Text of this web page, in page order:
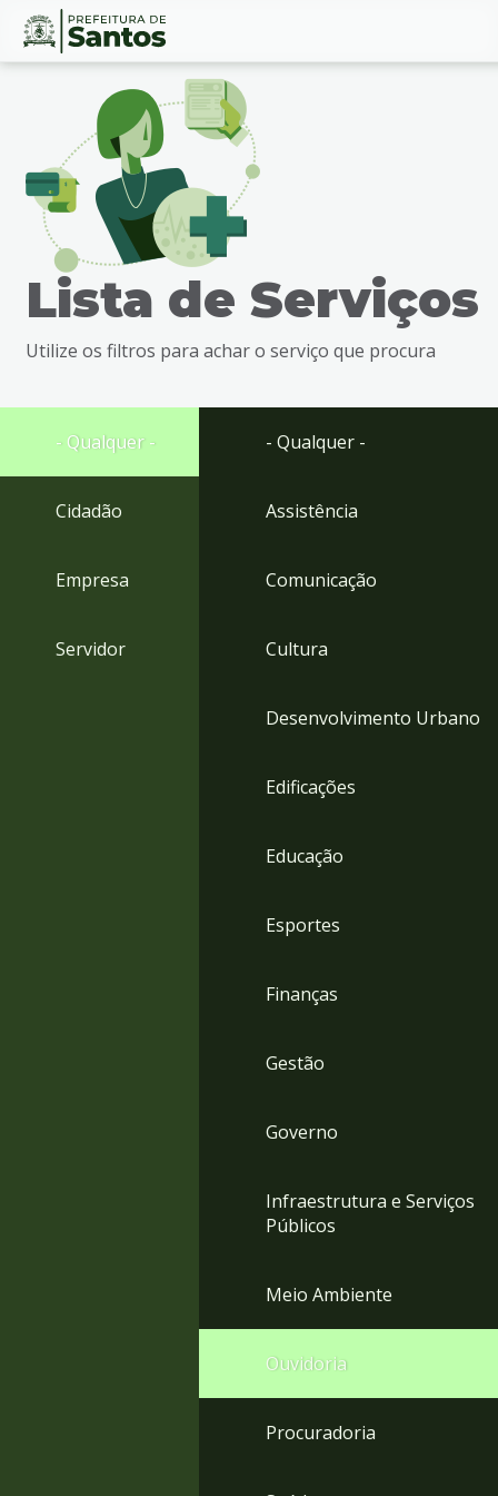
Ir
busca
Ir
rodapé
Conteúdo
Lista de Serviços
Utilize os filtros para achar o serviço que procura
- Qualquer -
Cidadão
Empresa
Servidor
- Qualquer -
Assistência
Comunicação
Cultura
Desenvolvimento Urbano
Edificações
Educação
Esportes
Finanças
Gestão
Governo
Infraestrutura e Serviços
Públicos
Meio Ambiente
Ouvidoria
Procuradoria